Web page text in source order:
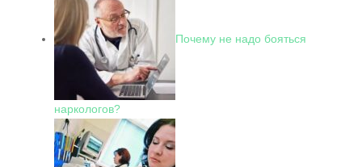
Почему не надо бояться
наркологов?